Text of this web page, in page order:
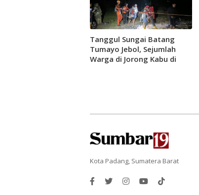
Tanggul Sungai Batang
Tumayo Jebol, Sejumlah
Warga di Jorong Kabu di
Kota Padang, Sumatera Barat